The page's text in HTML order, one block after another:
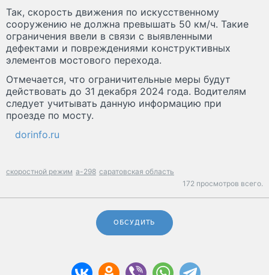
Так, скорость движения по искусственному
сооружению не должна превышать 50 км/ч. Такие
ограничения ввели в связи с выявленными
дефектами и повреждениями конструктивных
элементов мостового перехода.
Отмечается, что ограничительные меры будут
действовать до 31 декабря 2024 года. Водителям
следует учитывать данную информацию при
проезде по мосту.
dorinfo.ru
скоростной режим а-298 саратовская область
172 просмотров всего.
ОБСУДИТЬ